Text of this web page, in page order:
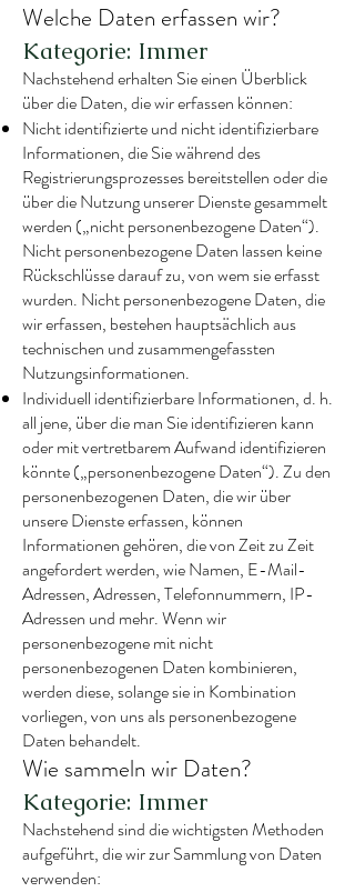
Welche Daten erfassen wir?
Kategorie: Immer
Nachstehend erhalten Sie einen Überblick
über die Daten, die wir erfassen können:
Nicht identifizierte und nicht identifizierbare
Informationen, die Sie während des
Registrierungsprozesses bereitstellen oder die
über die Nutzung unserer Dienste gesammelt
werden („nicht personenbezogene Daten“).
Nicht personenbezogene Daten lassen keine
Rückschlüsse darauf zu, von wem sie erfasst
wurden. Nicht personenbezogene Daten, die
wir erfassen, bestehen hauptsächlich aus
technischen und zusammengefassten
Nutzungsinformationen.
Individuell identifizierbare Informationen, d. h.
all jene, über die man Sie identifizieren kann
oder mit vertretbarem Aufwand identifizieren
könnte („personenbezogene Daten“). Zu den
personenbezogenen Daten, die wir über
unsere Dienste erfassen, können
Informationen gehören, die von Zeit zu Zeit
angefordert werden, wie Namen, E-Mail-
Adressen, Adressen, Telefonnummern, IP-
Adressen und mehr. Wenn wir
personenbezogene mit nicht
personenbezogenen Daten kombinieren,
werden diese, solange sie in Kombination
vorliegen, von uns als personenbezogene
Daten behandelt.
Wie sammeln wir Daten?
Kategorie: Immer
Nachstehend sind die wichtigsten Methoden
aufgeführt, die wir zur Sammlung von Daten
verwenden: